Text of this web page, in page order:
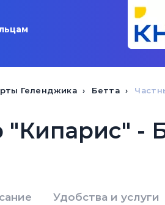
Геленджика Бетта
"Кипарис" -
Удобства и услуги